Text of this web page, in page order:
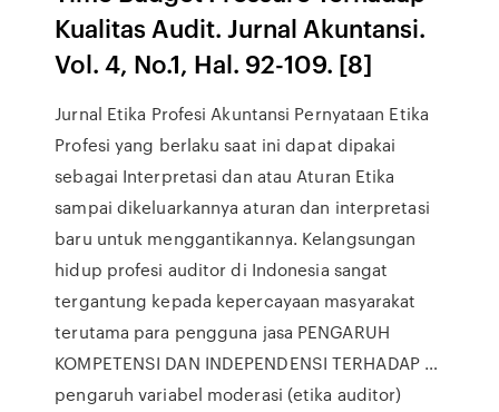
Kualitas Audit. Jurnal Akuntansi.
Vol. 4, No.1, Hal. 92-109. [8]
Jurnal Etika Profesi Akuntansi Pernyataan Etika
Profesi yang berlaku saat ini dapat dipakai
sebagai Interpretasi dan atau Aturan Etika
sampai dikeluarkannya aturan dan interpretasi
baru untuk menggantikannya. Kelangsungan
hidup profesi auditor di Indonesia sangat
tergantung kepada kepercayaan masyarakat
terutama para pengguna jasa PENGARUH
KOMPETENSI DAN INDEPENDENSI TERHADAP …
pengaruh variabel moderasi (etika auditor)